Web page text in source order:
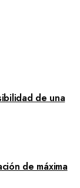
de una
de máxima